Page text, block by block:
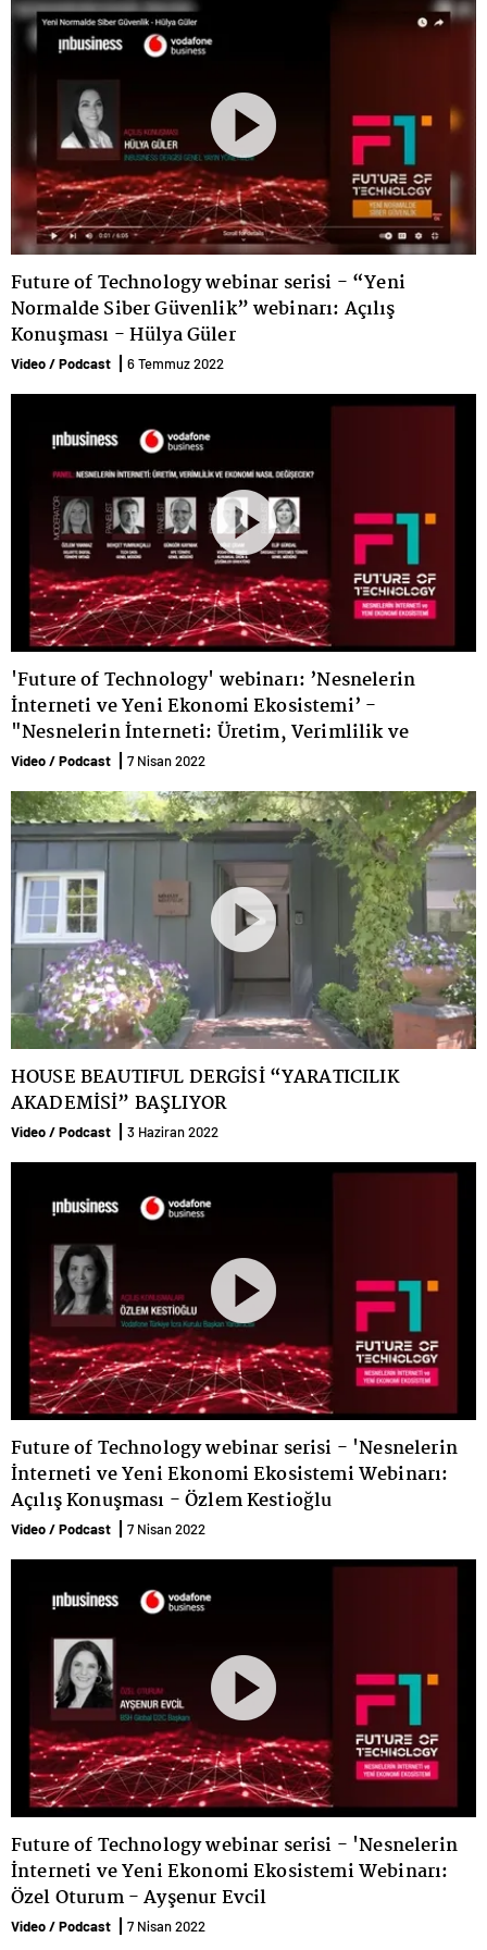
Future of Technology webinar serisi - “Yeni
Normalde Siber Güvenlik” webinarı: Açılış
Konuşması - Hülya Güler
Video / Podcast 6 Temmuz 2022
'Future of Technology' webinarı: ’Nesnelerin
İnterneti ve Yeni Ekonomi Ekosistemi’ -
"Nesnelerin İnterneti: Üretim, Verimlilik ve
Ekonomi Nasıl Değişecek?’ paneli
Video / Podcast 7 Nisan 2022
HOUSE BEAUTIFUL DERGİSİ “YARATICILIK
AKADEMİSİ” BAŞLIYOR
Video / Podcast 3 Haziran 2022
Future of Technology webinar serisi - 'Nesnelerin
İnterneti ve Yeni Ekonomi Ekosistemi Webinarı:
Açılış Konuşması - Özlem Kestioğlu
Video / Podcast 7 Nisan 2022
Future of Technology webinar serisi - 'Nesnelerin
İnterneti ve Yeni Ekonomi Ekosistemi Webinarı:
Özel Oturum - Ayşenur Evcil
Video / Podcast 7 Nisan 2022